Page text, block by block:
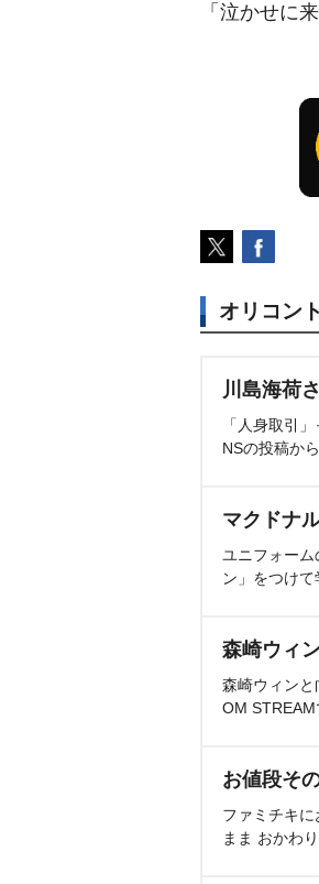
「泣かせに
オリコン
川島海荷
「人身取引
NSの投稿か
マクドナ
ユニフォー
ン」をつけ
森崎ウィ
森崎ウィン
OM STREAM
お値段そ
ファミチキ
まま おかわ